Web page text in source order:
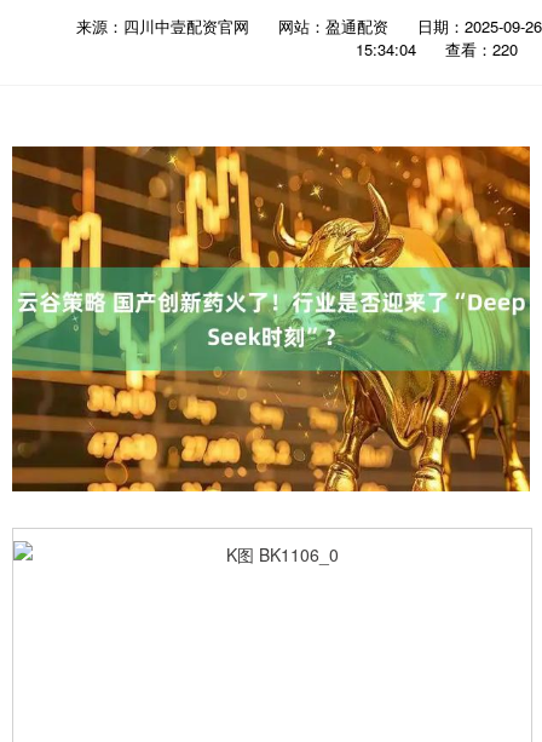
来源：四川中壹配资官网 网站：盈通配资
日期：2025-09-26
15:34:04
查看：220